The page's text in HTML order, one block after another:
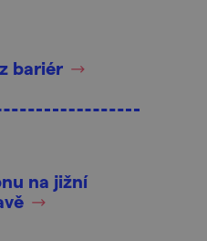
bariér
na jižní